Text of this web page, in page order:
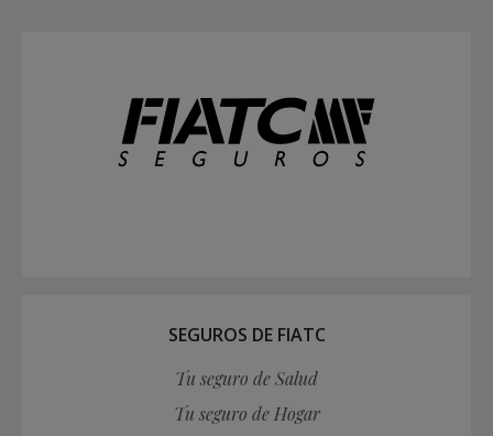
SEGUROS DE FIATC
Tu seguro de Salud
Tu seguro de Hogar